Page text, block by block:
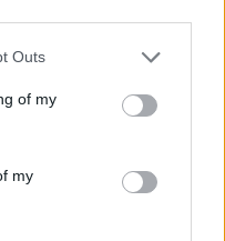
Outs
of my
my